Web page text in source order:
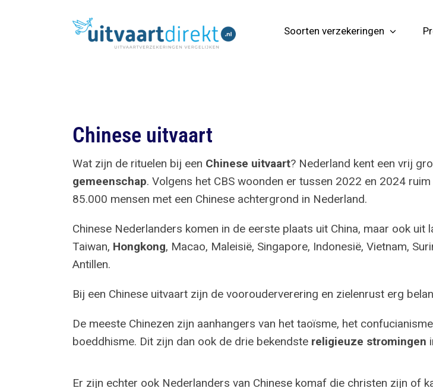
Soorten verzekeringen
Chinese uitvaart
Wat zijn de rituelen bij een Chinese uitvaart? Nederland kent een vrij
gemeenschap. Volgens het CBS woonden er tussen 2022 en 2024
85.000 mensen met een Chinese achtergrond in Nederland.
Chinese Nederlanders komen in de eerste plaats uit China, maar ook uit
Taiwan, Hongkong, Macao, Maleisië, Singapore, Indonesië, Vietnam,
Antillen.
Bij een Chinese uitvaart zijn de voorouderverering en zielenrust erg
De meeste Chinezen zijn aanhangers van het taoïsme, het
boeddhisme. Dit zijn dan ook de drie bekendste religieuze stromingen
Er zijn echter ook Nederlanders van Chinese komaf die christen zijn of